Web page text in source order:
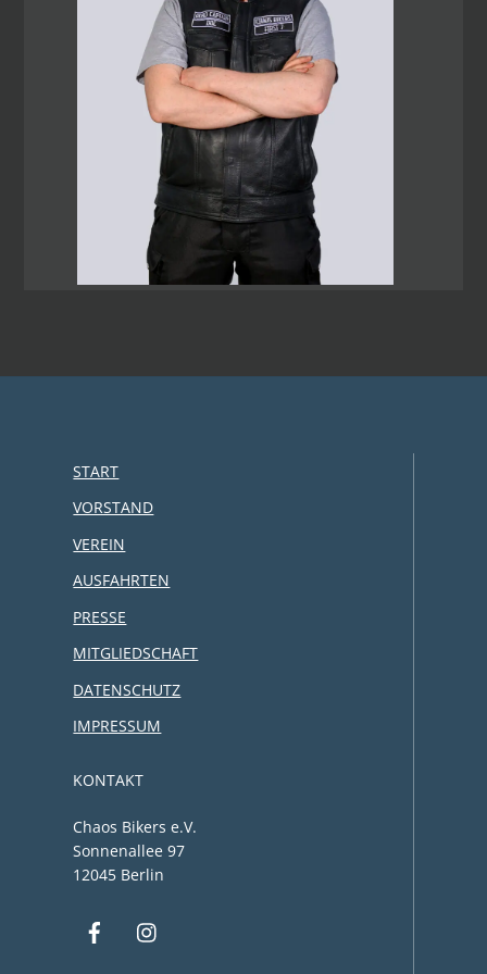
START
VORSTAND
VEREIN
AUSFAHRTEN
PRESSE
MITGLIEDSCHAFT
DATENSCHUTZ
IMPRESSUM
KONTAKT
Chaos Bikers e.V.
Sonnenallee 97
12045 Berlin